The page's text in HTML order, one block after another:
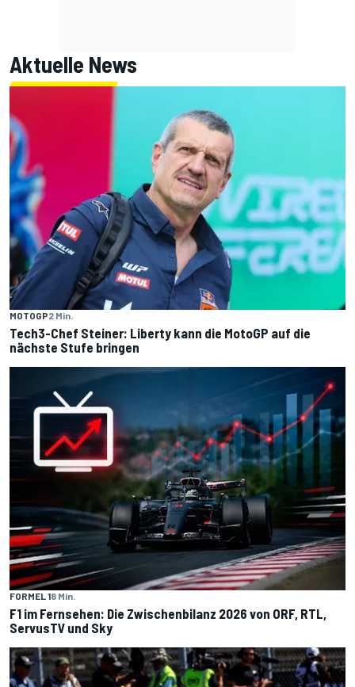
Aktuelle News
MOTOGP2 Min.
Tech3-Chef Steiner: Liberty kann die MotoGP auf die
nächste Stufe bringen
FORMEL 18 Min.
F1 im Fernsehen: Die Zwischenbilanz 2026 von ORF, RTL,
ServusTV und Sky